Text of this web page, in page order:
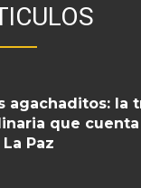
agachaditos: la
que
Paz